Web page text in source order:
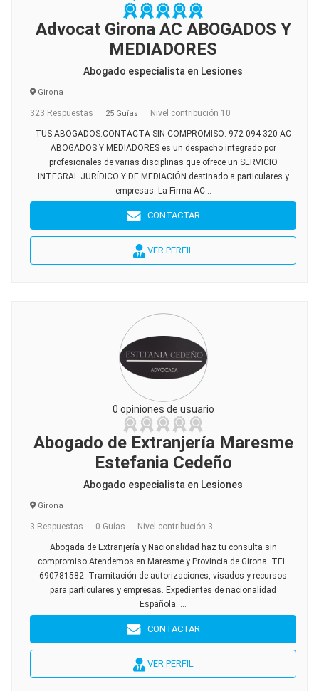
Advocat Girona AC ABOGADOS Y
MEDIADORES
Abogado especialista en Lesiones
Girona
323 Respuestas 25 Guías Nivel contribución 10
TUS ABOGADOS.CONTACTA SIN COMPROMISO: 972 094 320 AC
ABOGADOS Y MEDIADORES es un despacho integrado por
profesionales de varias disciplinas que ofrece un SERVICIO
INTEGRAL JURÍDICO Y DE MEDIACIÓN destinado a particulares y
empresas. La Firma AC...
CONTACTAR
VER PERFIL
0 opiniones de usuario
Abogado de Extranjería Maresme
Estefania Cedeño
Abogado especialista en Lesiones
Girona
3 Respuestas 0 Guías Nivel contribución 3
Abogada de Extranjería y Nacionalidad haz tu consulta sin
compromiso Atendemos en Maresme y Provincia de Girona. TEL.
690781582. Tramitación de autorizaciones, visados y recursos
para particulares y empresas. Expedientes de nacionalidad
Española. ...
CONTACTAR
VER PERFIL